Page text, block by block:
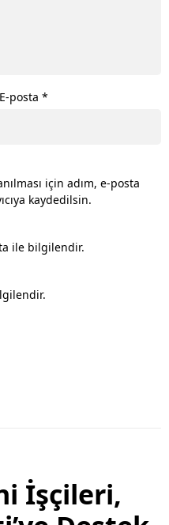
E-posta*
için adım, e-posta
kaydedilsin.
ile bilgilendir.
İşçileri,